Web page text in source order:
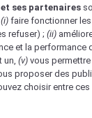
ses partenaires
(i) faire fonctionner
refuser) ; (ii)
et la performance
un, (v) vous
proposer des
choisir entre